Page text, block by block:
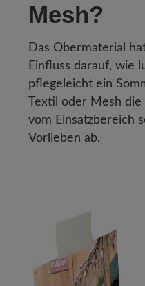
Mesh?
Das Obermaterial
Einfluss darauf, wie
pflegeleicht ein
Textil oder Mesh
vom Einsatzbereich
Vorlieben ab.